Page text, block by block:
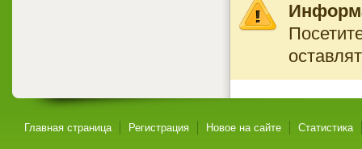
Главная страница Регистрация Новое на сайте Статистика